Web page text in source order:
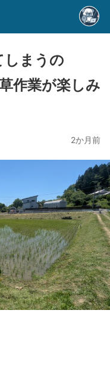
まうの
作業が楽しみ
2か月前